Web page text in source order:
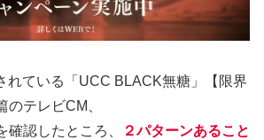
れている「UCC BLACK無糖」【限界
のテレビCM、
確認したところ、
２パターンあること